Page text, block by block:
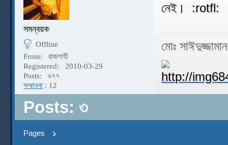
সমন্বয়ক
Offline
From:
রাজশাহী
Registered:
2010-03-29
Posts:
৯৭৭
সম্মাননা : 12
নেই।
মোঃ
Posts: ৩
Pages ১